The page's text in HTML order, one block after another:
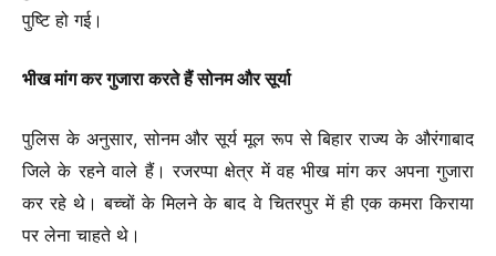
पुष्टि हो गई।
भीख मांग कर गुजारा करते हैं सोनम और सूर्या
पुलिस के अनुसार, सोनम और सूर्य मूल रूप से बिहार राज्य के औरंगाबाद
जिले के रहने वाले हैं। रजरप्पा क्षेत्र में वह भीख मांग कर अपना गुजारा
कर रहे थे। बच्चों के मिलने के बाद वे चितरपुर में ही एक कमरा किराया
पर लेना चाहते थे।